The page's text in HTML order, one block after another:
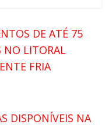
DE ATÉ 75
NO LITORAL
FRIA
DISPONÍVEIS NA